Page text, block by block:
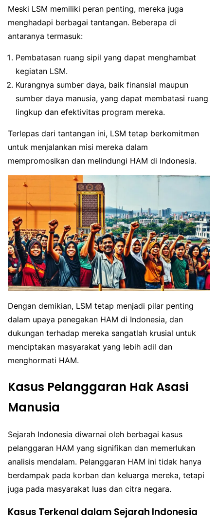
Meski LSM memiliki peran penting, mereka juga
menghadapi berbagai tantangan. Beberapa di
antaranya termasuk:
Pembatasan ruang sipil yang dapat menghambat
kegiatan LSM.
Kurangnya sumber daya, baik finansial maupun
sumber daya manusia, yang dapat membatasi ruang
lingkup dan efektivitas program mereka.
Terlepas dari tantangan ini, LSM tetap berkomitmen
untuk menjalankan misi mereka dalam
mempromosikan dan melindungi HAM di Indonesia.
Dengan demikian, LSM tetap menjadi pilar penting
dalam upaya penegakan HAM di Indonesia, dan
dukungan terhadap mereka sangatlah krusial untuk
menciptakan masyarakat yang lebih adil dan
menghormati HAM.
Kasus Pelanggaran Hak Asasi
Manusia
Sejarah Indonesia diwarnai oleh berbagai kasus
pelanggaran HAM yang signifikan dan memerlukan
analisis mendalam. Pelanggaran HAM ini tidak hanya
berdampak pada korban dan keluarga mereka, tetapi
juga pada masyarakat luas dan citra negara.
Kasus Terkenal dalam Sejarah Indonesia